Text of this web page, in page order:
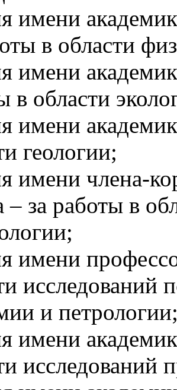
имени
в области
имени
в области
имени
геологии;
имени члена-
за работы в
имени
исследований
и
имени
исследований